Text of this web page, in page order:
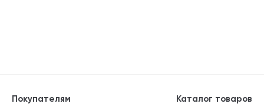
Каталог товаров
Покупателям